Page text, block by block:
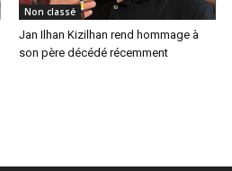
Non classé
Jan Ilhan Kizilhan rend hommage à
son père décédé récemment